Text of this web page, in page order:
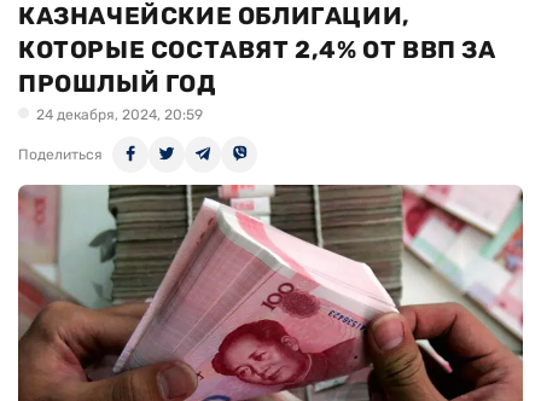
КАЗНАЧЕЙСКИЕ ОБЛИГАЦИИ,
КОТОРЫЕ СОСТАВЯТ 2,4% ОТ ВВП ЗА
ПРОШЛЫЙ ГОД
24 декабря, 2024, 20:59
Поделиться